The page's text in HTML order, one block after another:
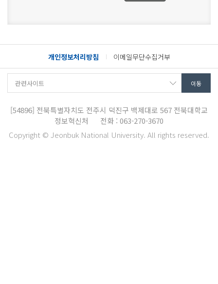
개인정보처리방침 이메일무단수집거부
[54896] 전북특별자치도 전주시 덕진구 백제대로 567 전북대학교
정보혁신처
전화 : 063-270-3670
Copyright © Jeonbuk National University. All rights reserved.